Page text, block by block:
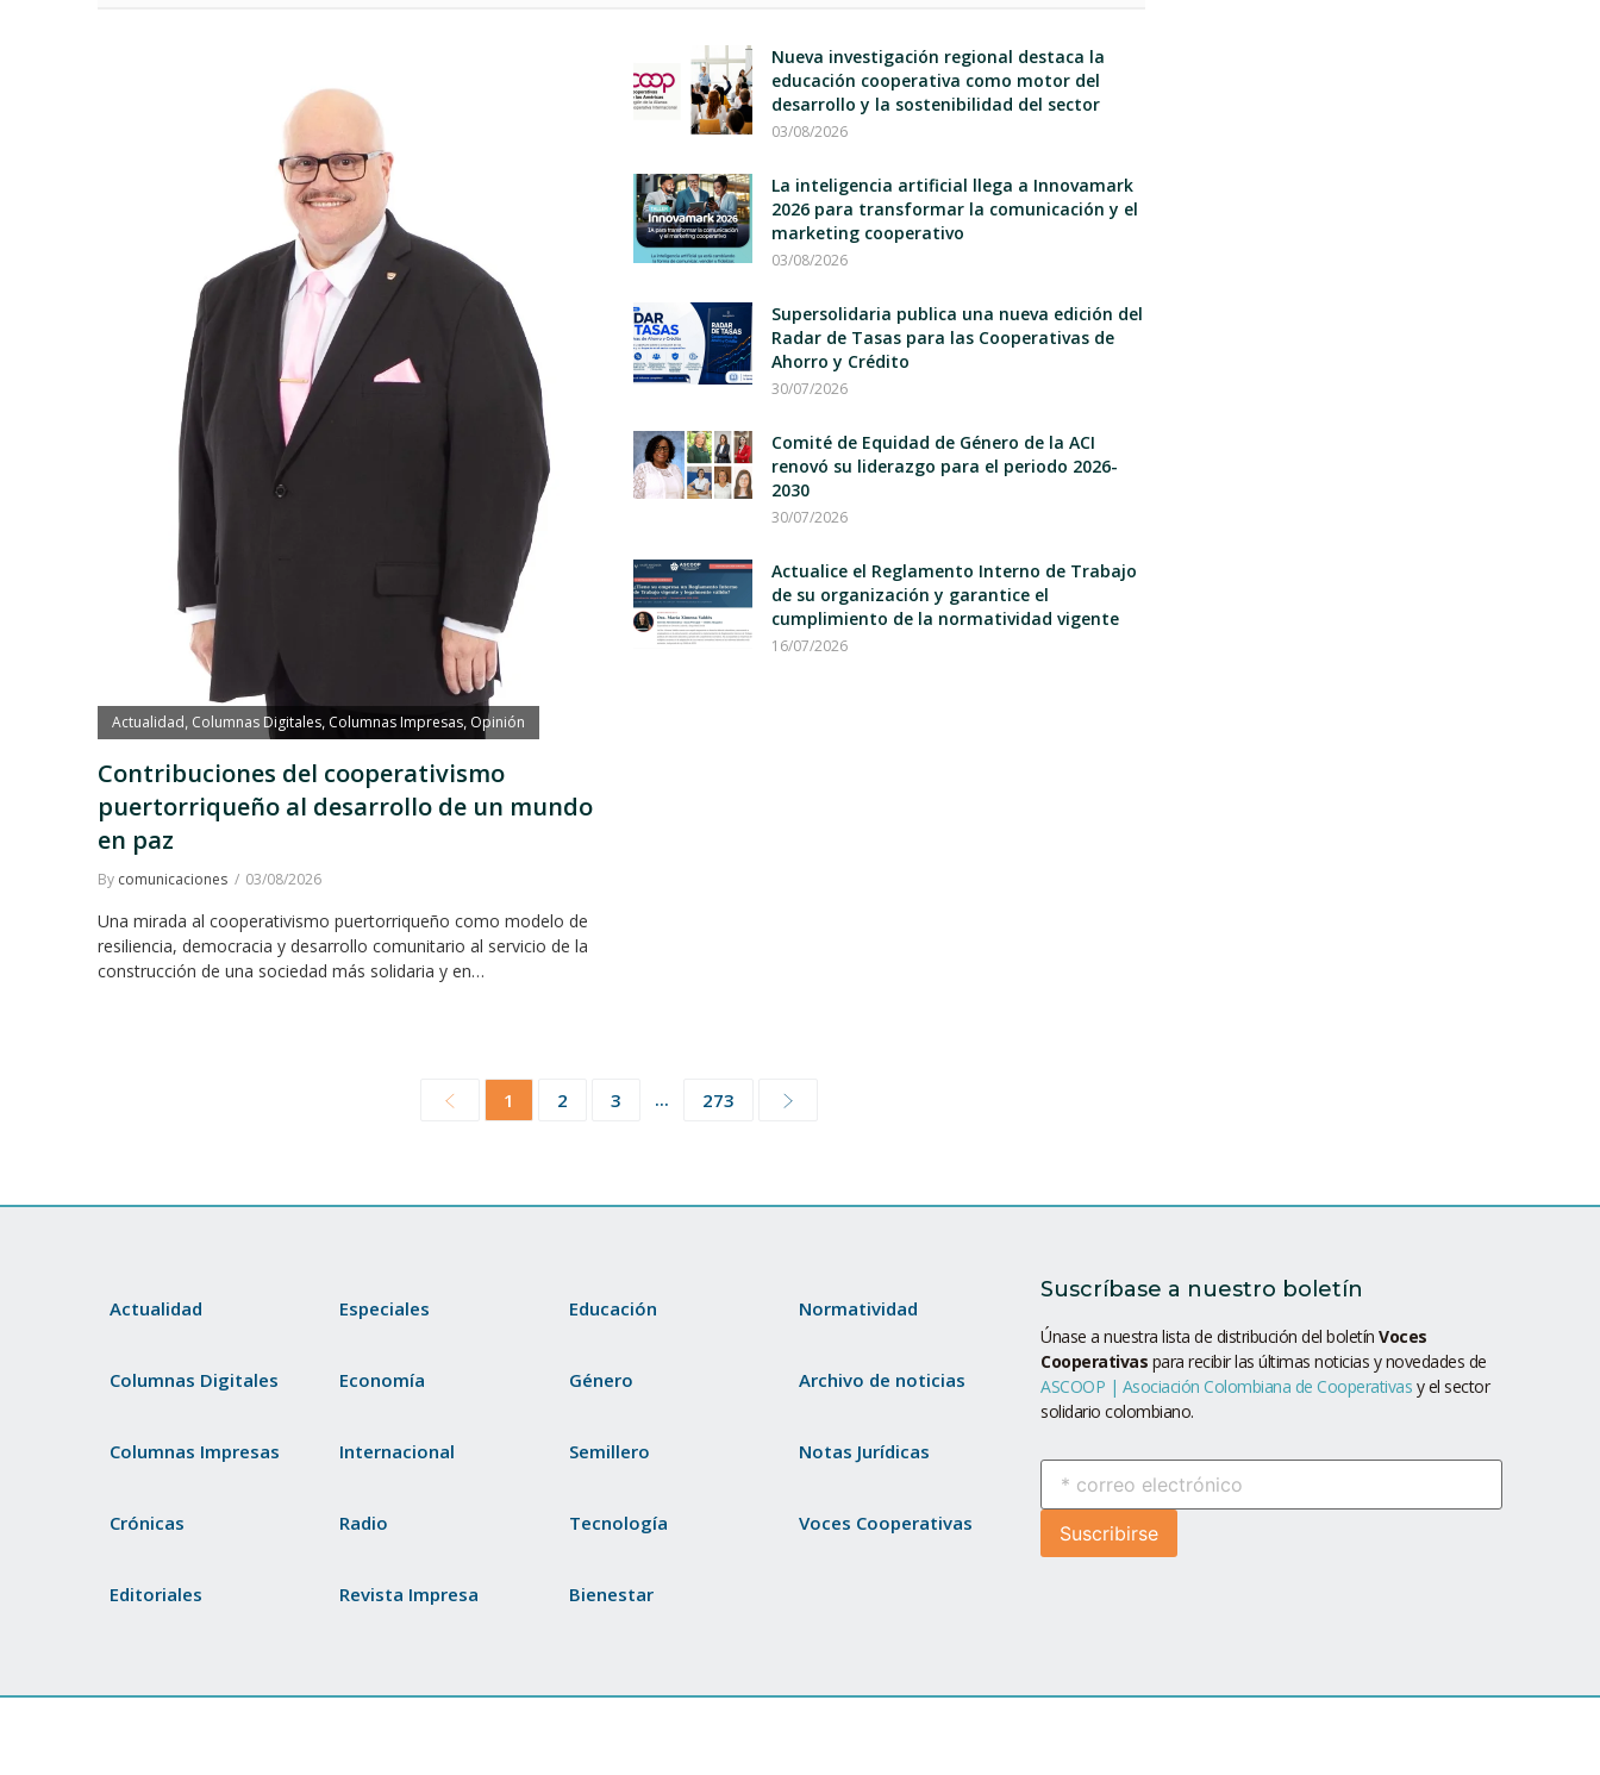
Actualidad Columnas Digitales, Columnas Impresas, Opinión
Contribuciones del cooperativismo
puertorriqueño al desarrollo de un mundo
en paz
By comunicaciones 03/08/2026
Una mirada al cooperativismo puertorriqueño como modelo de
resiliencia, democracia y desarrollo comunitario al servicio de la
construcción de una sociedad más solidaria y en…
Nueva investigación regional destaca la
educación cooperativa como motor del
desarrollo y la sostenibilidad del sector
03/08/2026
La inteligencia artificial llega a Innovamark
2026 para transformar la comunicación y el
marketing cooperativo
03/08/2026
Supersolidaria publica una nueva edición del
Radar de Tasas para las Cooperativas de
Ahorro y Crédito
30/07/2026
Comité de Equidad de Género de la ACI
renovó su liderazgo para el periodo 2026-
2030
30/07/2026
Actualice el Reglamento Interno de Trabajo
de su organización y garantice el
cumplimiento de la normatividad vigente
16/07/2026
1 2 3 ... 273
Actualidad
Columnas Digitales
Columnas Impresas
Crónicas
Editoriales
Especiales
Economía
Internacional
Radio
Revista Impresa
Educación
Género
Semillero
Tecnología
Bienestar
Normatividad
Archivo de noticias
Notas Jurídicas
Voces Cooperativas
Suscríbase a nuestro boletín
Únase a nuestra lista de distribución del boletín Voces
Cooperativas para recibir las últimas noticias y novedades de
ASCOOP | Asociación Colombiana de Cooperativas y el sector
solidario colombiano.